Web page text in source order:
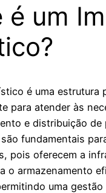
é um
é uma estrutura
para atender às
e distribuição de
fundamentais
pois oferecem a
o armazenamento
uma gestão